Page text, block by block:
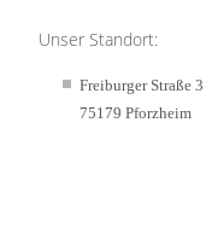
Unser Standort:
Freiburger Straße 3
75179 Pforzheim